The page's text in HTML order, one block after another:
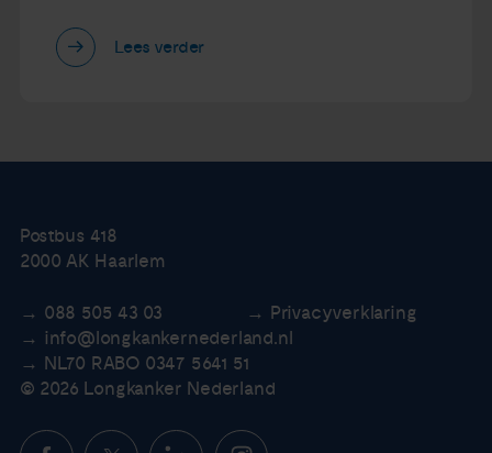
Lees verder
Postbus 418
2000 AK Haarlem
088 505 43 03
Privacyverklaring
info@longkankernederland.nl
NL70 RABO 0347 5641 51
© 2026 Longkanker Nederland